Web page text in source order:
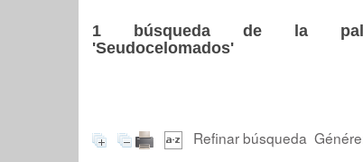
1 búsqueda de la
'Seudocelomados'
Refinar búsqueda